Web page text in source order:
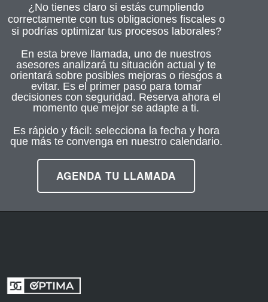
¿No tienes claro si estás cumpliendo
correctamente con tus obligaciones fiscales o
si podrías optimizar tus procesos laborales?
En esta breve llamada, uno de nuestros
asesores analizará tu situación actual y te
orientará sobre posibles mejoras o riesgos a
evitar. Es el primer paso para tomar
decisiones con seguridad. Reserva ahora el
momento que mejor se adapte a ti.
Es rápido y fácil: selecciona la fecha y hora
que más te convenga en nuestro calendario.
AGENDA TU LLAMADA